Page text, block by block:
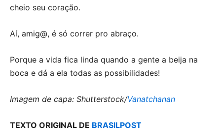
cheio seu coração.
Aí, amig@, é só correr pro abraço.
Porque a vida fica linda quando a gente a beija na
boca e dá a ela todas as possibilidades!
Imagem de capa: Shutterstock/Vanatchanan
TEXTO ORIGINAL DE BRASILPOST